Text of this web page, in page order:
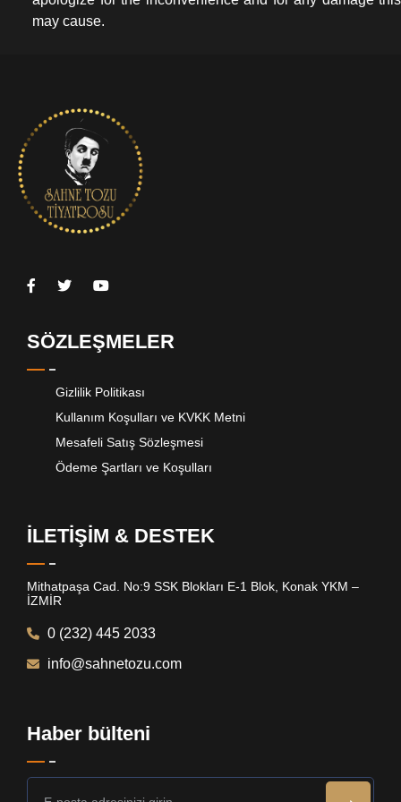
may cause.
SÖZLEŞMELER
Gizlilik Politikası
Kullanım Koşulları ve KVKK Metni
Mesafeli Satış Sözleşmesi
Ödeme Şartları ve Koşulları
İLETİŞİM & DESTEK
Mithatpaşa Cad. No:9 SSK Blokları E-1 Blok, Konak YKM –
İZMİR
0 (232) 445 2033
info@sahnetozu.com
Haber bülteni